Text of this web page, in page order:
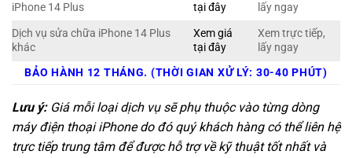
iPhone 14 Plus
tại đây
lấy ngay
Dịch vụ sửa chữa iPhone 14 Plus
khác
Xem giá
tại đây
Xem trực tiếp,
lấy ngay
BẢO HÀNH 12 THÁNG. (THỜI GIAN XỬ LÝ: 30-40 PHÚT)
Lưu ý:Giá mỗi loại dịch vụ sẽ phụ thuộc vào từng dòng
máy điện thoại iPhone do đó quý khách hàng có thể liên hệ
trực tiếp trung tâm để được hỗ trợ về kỹ thuật tốt nhất và